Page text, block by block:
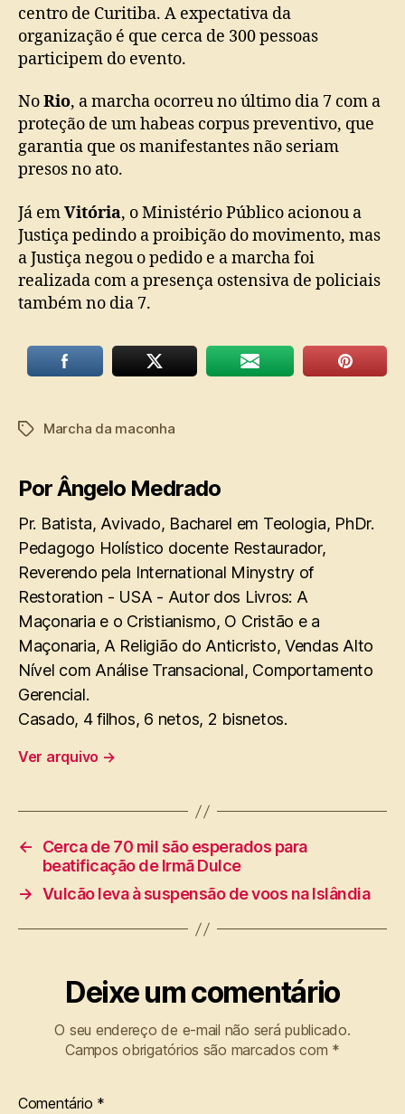
centro de Curitiba. A expectativa da
organização é que cerca de 300 pessoas
participem do evento.
NoRio, a marcha ocorreu no último dia 7 com a
proteção de um habeas corpus preventivo, que
garantia que os manifestantes não seriam
presos no ato.
Já emVitória, o Ministério Público acionou a
Justiça pedindo a proibição do movimento, mas
a Justiça negou o pedido e a marcha foi
realizada com a presença ostensiva de policiais
também no dia 7.
TagsMarcha da maconha
Por Ângelo Medrado
Pr. Batista, Avivado, Bacharel em Teologia, PhDr.
Pedagogo Holístico docente Restaurador,
Reverendo pela International Minystry of
Restoration - USA - Autor dos Livros: A
Maçonaria e o Cristianismo, O Cristão e a
Maçonaria, A Religião do Anticristo, Vendas Alto
Nível com Análise Transacional, Comportamento
Gerencial.
Casado, 4 filhos, 6 netos, 2 bisnetos.
Ver arquivo →
←
Cerca de 70 mil são esperados para
beatificação de Irmã Dulce
→ Vulcão leva à suspensão de voos na Islândia
Deixe um comentário
O seu endereço de e-mail não será publicado.
Campos obrigatórios são marcados com *
Comentário *